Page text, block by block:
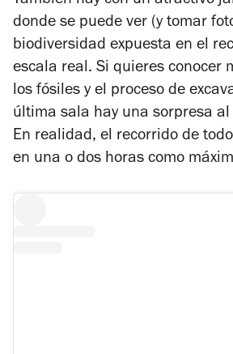
donde se puede ver (y tomar
biodiversidad expuesta en el
escala real. Si quieres conocer
los fósiles y el proceso de
última sala hay una sorpresa
En realidad, el recorrido de
en una o dos horas como